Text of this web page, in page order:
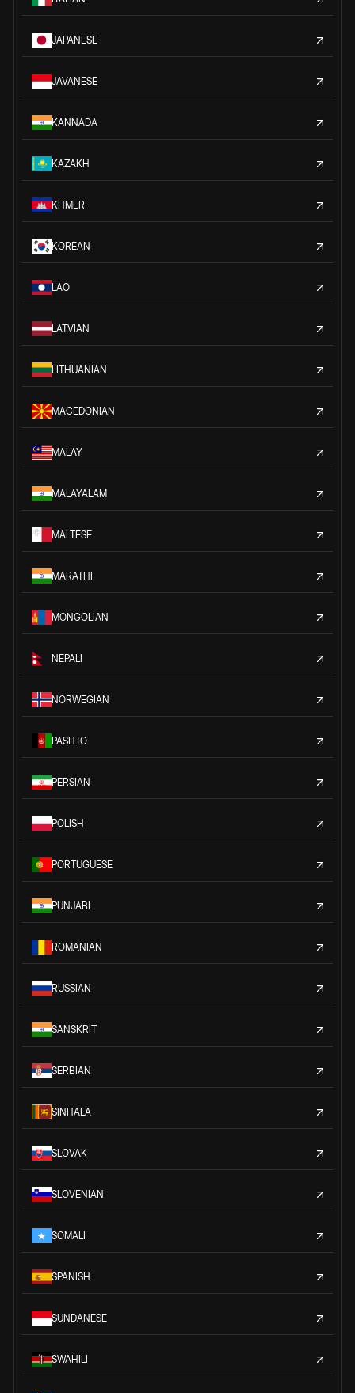
JAPANESE
JAVANESE
KANNADA
KAZAKH
KHMER
KOREAN
LAO
LATVIAN
LITHUANIAN
MACEDONIAN
MALAY
MALAYALAM
MALTESE
MARATHI
MONGOLIAN
NEPALI
NORWEGIAN
PASHTO
PERSIAN
POLISH
PORTUGUESE
PUNJABI
ROMANIAN
RUSSIAN
SANSKRIT
SERBIAN
SINHALA
SLOVAK
SLOVENIAN
SOMALI
SPANISH
SUNDANESE
SWAHILI